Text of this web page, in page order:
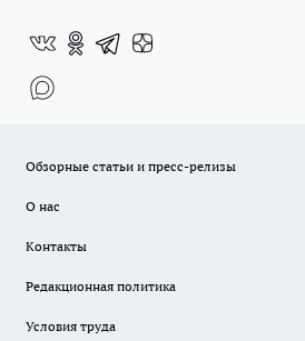
Обзорные статьи и пресс-релизы
О нас
Контакты
Редакционная политика
Условия труда